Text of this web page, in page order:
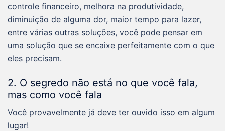
controle financeiro, melhora na produtividade,
diminuição de alguma dor, maior tempo para lazer,
entre várias outras soluções, você pode pensar em
uma solução que se encaixe perfeitamente com o que
eles precisam.
2. O segredo não está no que você fala,
mas como você fala
Você provavelmente já deve ter ouvido isso em algum
lugar!